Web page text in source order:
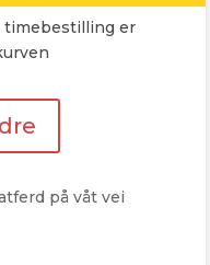
timebestilling er
på våt vei